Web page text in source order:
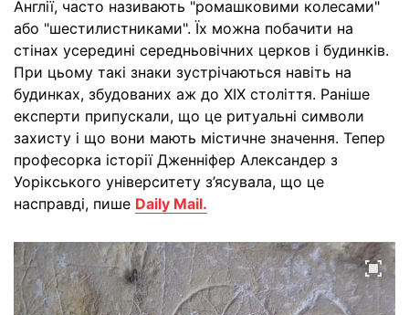
Англії, часто називають "ромашковими колесами"
або "шестилистниками". Їх можна побачити на
стінах усередині середньовічних церков і будинків.
При цьому такі знаки зустрічаються навіть на
будинках, збудованих аж до XIX століття. Раніше
експерти припускали, що це ритуальні символи
захисту і що вони мають містичне значення. Тепер
професорка історії Дженніфер Александер з
Уорікського університету з’ясувала, що це
насправді, пише Daily Mail.